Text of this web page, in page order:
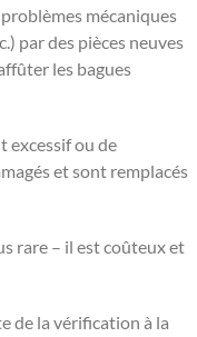
mécaniques
par des pièces neuves
les bagues
excessif ou de
et sont remplacés
rare – il est coûteux et
de la vérification à la